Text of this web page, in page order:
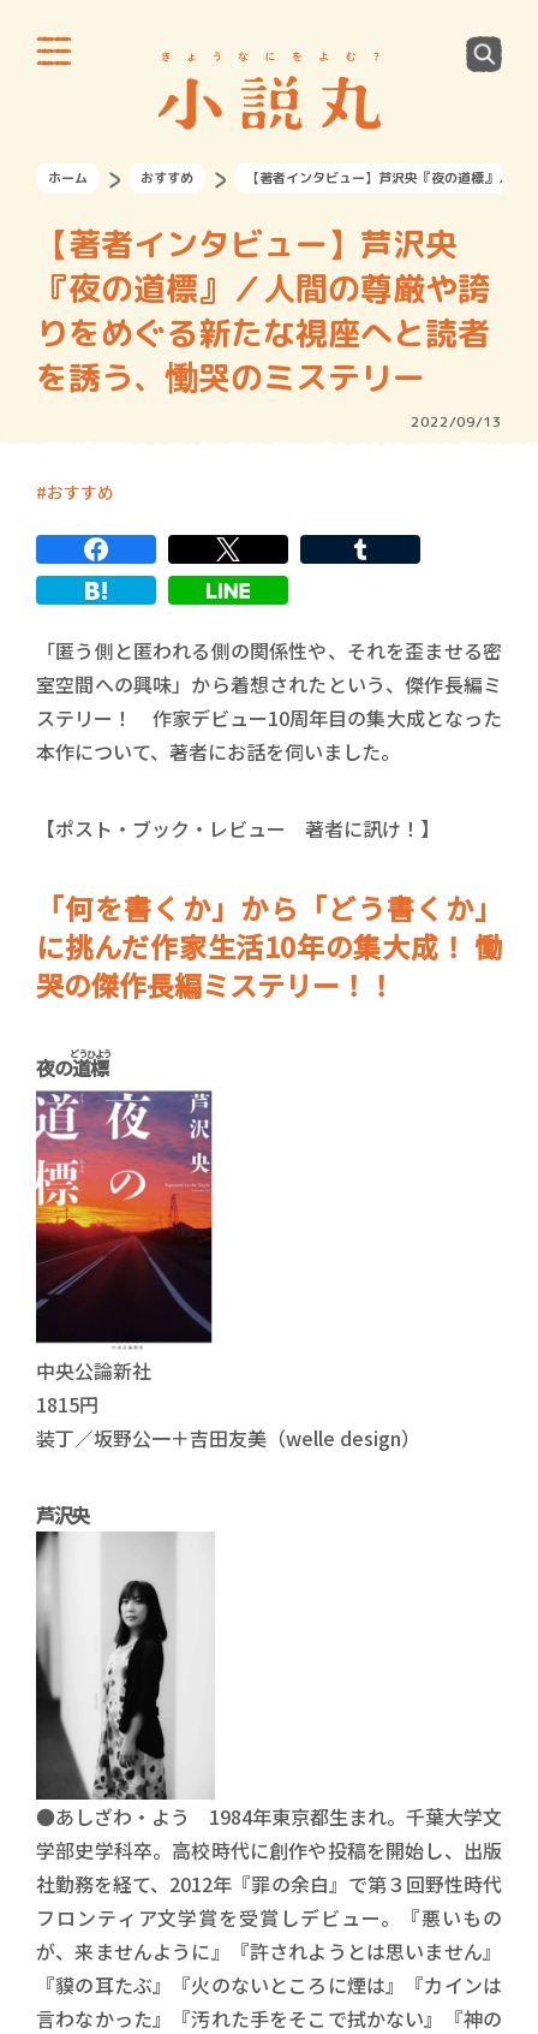
ホーム おすすめ 【著者インタビュー】芦沢央『夜の道標』／人
【著者インタビュー】芦沢央
『夜の道標』／人間の尊厳や誇
りをめぐる新たな視座へと読者
を誘う、慟哭のミステリー
2022/09/13
おすすめ
「匿う側と匿われる側の関係性や、それを歪ませる密
室空間への興味」から着想されたという、傑作長編ミ
ステリー！ 作家デビュー10周年目の集大成となった
本作について、著者にお話を伺いました。
【ポスト・ブック・レビュー 著者に訊け！】
「何を書くか」から「どう書くか」
に挑んだ作家生活10年の集大成！ 慟
哭の傑作長編ミステリー！！
夜の道標
どうひよう
中央公論新社
1815円
装丁／坂野公一＋吉田友美（welle design）
芦沢央
●あしざわ・よう 1984年東京都生まれ。千葉大学文
学部史学科卒。高校時代に創作や投稿を開始し、出版
社勤務を経て、2012年『罪の余白』で第３回野性時代
フロンティア文学賞を受賞しデビュー。『悪いもの
が、来ませんように』『許されようとは思いません』
『貘の耳たぶ』『火のないところに煙は』『カインは
言わなかった』『汚れた手をそこで拭かない』『神の